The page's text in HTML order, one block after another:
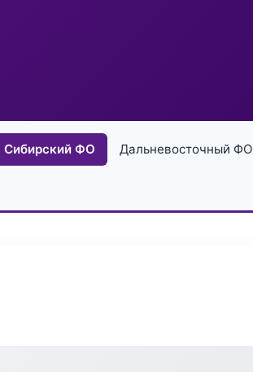
Сибирский ФО Дальневосточный ФО